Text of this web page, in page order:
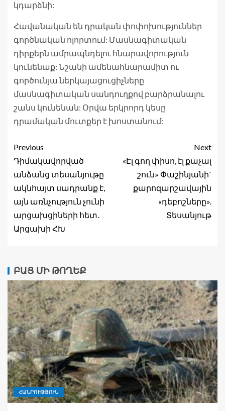
կդարձնի:
Հավանական են դրական փոփոխություններ
գործնական ոլորտում: Մասնագիտական
դիրքերն ամրապնդելու հնարավորություն
կունենաք: Նշանի ամենահնարամիտ ու
գործունյա ներկայացուցիչները
մասնագիտական սանդուղքով բարձրանալու
շանս կունենան: Օրվա երկրորդ կեսը
դրամական մուտքեր է խոստանում:
Previous
Դիմակավորված
անձանց տեսանյութը
ակնհայտ սադրանք է,
այն առնչություն չունի
արցախցիների հետ․
Արցախի ՀԽ
Next
«Էլ գող փիսո, էլ քաչալ
շուն» Փաշինյանի`
քարոզարշավային
«դեբոշները».
Տեսանյութ
ԲԱՑ ՄԻ ԹՈՂԵՔ
ՀԱՆՐՈՒԹՅՈՒՆ